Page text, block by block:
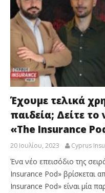
Έχουμε τελικά
παιδεία; Δείτε το
«The Insurance
20 Ιουλίου, 2023 Cyprus
Ένα νέο επεισόδιο της
Insurance Pod» βρίσκεται
Insurance Pod» είναι μία